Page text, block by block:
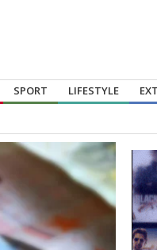
SPORT LIFESTYLE